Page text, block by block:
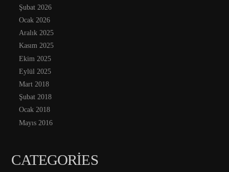
Şubat 2026
Ocak 2026
Aralık 2025
Kasım 2025
Ekim 2025
Eylül 2025
Mart 2018
Şubat 2018
Ocak 2018
Mayıs 2016
CATEGORIES